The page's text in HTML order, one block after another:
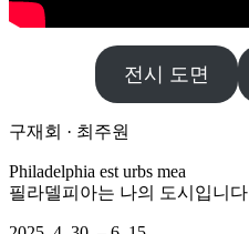
전시 도면
구재회 · 최주원
Philadelphia est urbs mea
필라델피아는 나의 도시입니다